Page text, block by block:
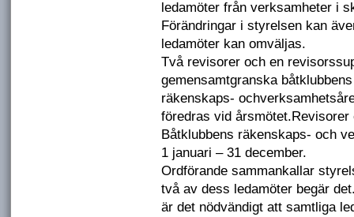
ledamöter från verksamheter i
Förändringar i styrelsen kan
ledamöter kan omväljas.
Två revisorer och en
gemensamtgranska
räkenskaps-
föredras vid
Båtklubbens räkenskaps- och
1 januari – 31 december.
Ordförande sammankallar
två av dess ledamöter begär
är det nödvändigt att samtliga